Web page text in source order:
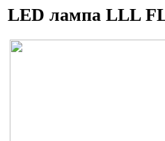
LED лампа LLL